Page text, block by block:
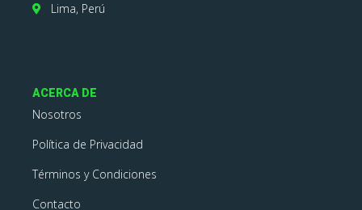
Lima, Perú
ACERCA DE
Nosotros
Política de Privacidad
Términos y Condiciones
Contacto